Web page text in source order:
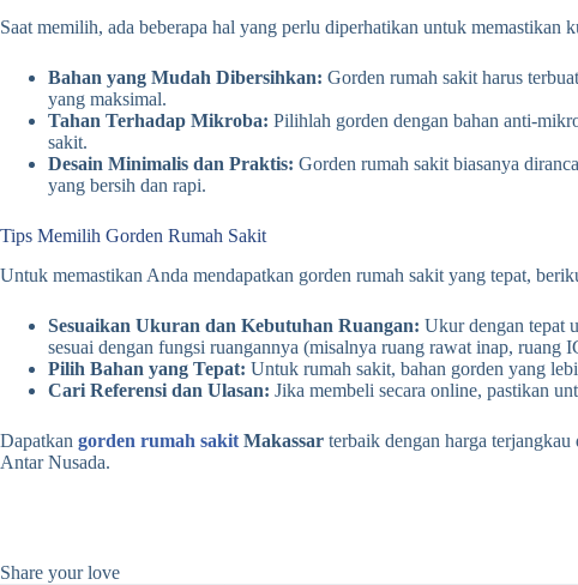
Saat memilih, ada beberapa hal yang perlu diperhatikan untuk
Bahan yang Mudah Dibersihkan: Gorden rumah sakit harus
yang maksimal.
Tahan Terhadap Mikroba: Pilihlah gorden dengan bahan anti-
sakit.
Desain Minimalis dan Praktis: Gorden rumah sakit biasanya
yang bersih dan rapi.
Tips Memilih Gorden Rumah Sakit
Untuk memastikan Anda mendapatkan gorden rumah sakit yang tepat,
Sesuaikan Ukuran dan Kebutuhan Ruangan: Ukur dengan tepat
sesuai dengan fungsi ruangannya (misalnya ruang rawat inap, ruang
Pilih Bahan yang Tepat: Untuk rumah sakit, bahan gorden yang
Cari Referensi dan Ulasan: Jika membeli secara online, pastikan
Dapatkan gorden rumah sakit Makassar terbaik dengan harga
Antar Nusada.
Share your love